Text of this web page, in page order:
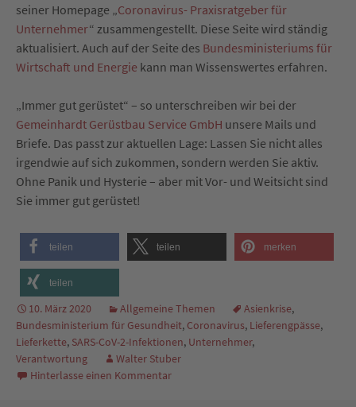
seiner Homepage „Coronavirus- Praxisratgeber für
Unternehmer“ zusammengestellt. Diese Seite wird ständig
aktualisiert. Auch auf der Seite des Bundesministeriums für
Wirtschaft und Energie kann man Wissenswertes erfahren.
„Immer gut gerüstet“ – so unterschreiben wir bei der
Gemeinhardt Gerüstbau Service GmbH unsere Mails und
Briefe. Das passt zur aktuellen Lage: Lassen Sie nicht alles
irgendwie auf sich zukommen, sondern werden Sie aktiv.
Ohne Panik und Hysterie – aber mit Vor- und Weitsicht sind
Sie immer gut gerüstet!
teilen teilen merken
teilen
10. März 2020 Allgemeine Themen Asienkrise,
Bundesministerium für Gesundheit, Coronavirus, Lieferengpässe,
Lieferkette, SARS-CoV-2-Infektionen, Unternehmer,
Verantwortung
Walter Stuber
Hinterlasse einen Kommentar